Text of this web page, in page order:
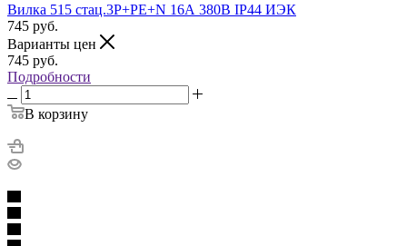
Вилка 515 стац.3Р+РЕ+N 16А 380В IP44 ИЭК
745 руб.
Варианты цен
745 руб.
Подробности
В корзину